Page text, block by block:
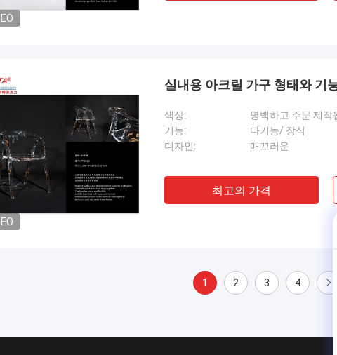
실내용 아크릴 가구 형태와 기
색상:
명백하고 주문 제작
기능:
다기능/ 장식
디자인:
매끄러운
최고의 가격
1 2 3 4